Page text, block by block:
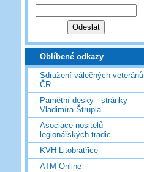
Oblíbené odkazy
Sdružení válečných veteránů
ČR
Pamětní desky - stránky
Vladimíra Štrupla
Asociace nositelů
legionářských tradic
KVH Litobratřice
ATM Online